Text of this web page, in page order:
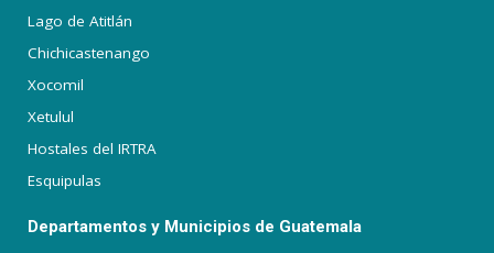
Lago de Atitlán
Chichicastenango
Xocomil
Xetulul
Hostales del IRTRA
Esquipulas
Departamentos y Municipios de Guatemala